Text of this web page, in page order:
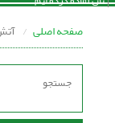
صفحه اصلی